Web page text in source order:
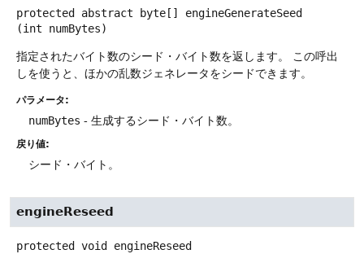
protected abstract byte[]
engineGenerateSeed
(int numBytes)
指定されたバイト数のシード・バイト数を返します。
この呼出
しを使うと、ほかの乱数ジェネレータをシードできます。
パラメータ:
numBytes - 生成するシード・バイト数。
戻り値:
シード・バイト。
engineReseed
protected void
engineReseed